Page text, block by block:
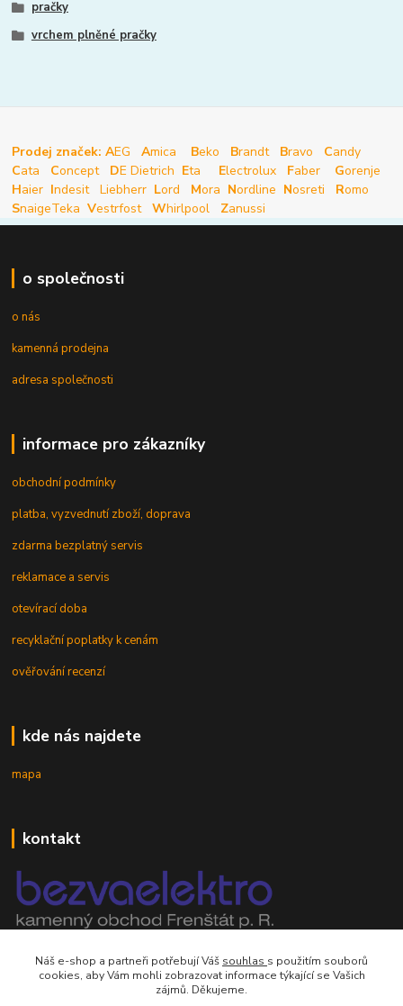
pračky
vrchem plněné pračky
Prodej značek: AEG Amica Beko Brandt Bravo Candy
Cata Concept DE Dietrich Eta Electrolux Faber Gorenje
Haier Indesit Liebherr Lord Mora Nordline Nosreti Romo
SnaigeTeka Vestrfost Whirlpool Zanussi
o společnosti
o nás
kamenná prodejna
adresa společnosti
informace pro zákazníky
obchodní podmínky
platba, vyzvednutí zboží, doprava
zdarma bezplatný servis
reklamace a servis
otevírací doba
recyklační poplatky k cenám
ověřování recenzí
kde nás najdete
mapa
kontakt
mobil 605 268 512
Po-Pá, 8-16 hod.
Náš e-shop a partneři potřebují Váš souhlas s použitím souborů
cookies, aby Vám mohli zobrazovat informace týkající se Vašich
zájmů. Děkujeme.